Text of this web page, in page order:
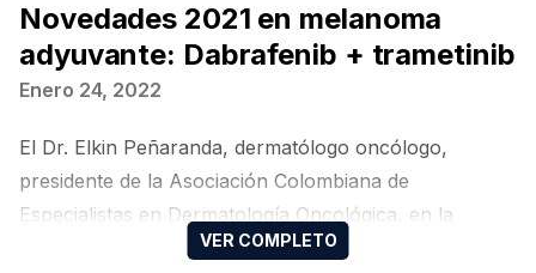
Novedades 2021 en melanoma
adyuvante: Dabrafenib + trametinib
Enero 24, 2022
El Dr. Elkin Peñaranda, dermatólogo oncólogo,
presidente de la Asociación Colombiana de
Especialistas en Dermatología Oncológica, en la
ciudad de Bogotá, Colombia, nos habla sobre las